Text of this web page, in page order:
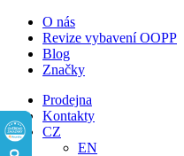
O nás
Revize vybavení OOPP
Blog
Značky
Prodejna
Kontakty
CZ
EN